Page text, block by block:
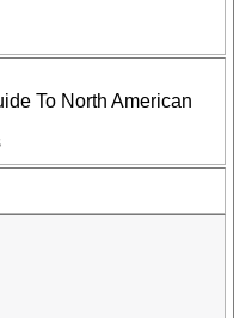
To North American